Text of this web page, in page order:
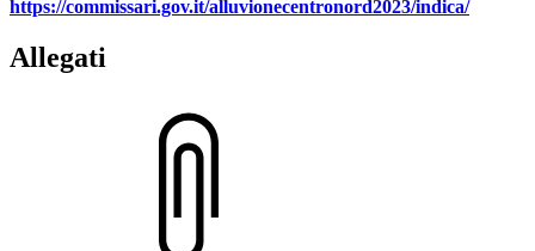
https://commissari.gov.it/alluvionecentronord2023/indica/
Allegati